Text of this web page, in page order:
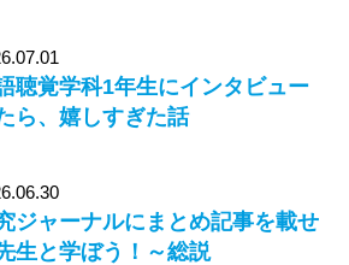
聴覚学科1年生にインタビュー
ら、嬉しすぎた話
ジャーナルにまとめ記事を載せ
生と学ぼう！～総説